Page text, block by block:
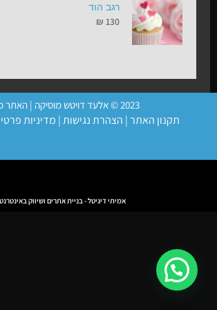
רגב הוד
₪ 130
2023 © אלעד דויטש מוסיקה | האתר פועל ברשיון
תקנון האתר| הצהרת נגישות| מדיניות
אמיתי דיגיטל - בניית אתרים ושיווק באינטרנט